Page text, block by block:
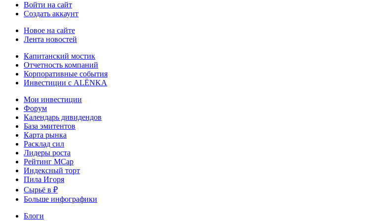
Войти на сайт
Создать аккаунт
Новое на сайте
Лента новостей
Капитанский мостик
Отчетность компаний
Корпоративные события
Инвестиции с ALЁNKA
Мои инвестиции
Форум
Календарь дивидендов
База эмитентов
Карта рынка
Расклад сил
Лидеры роста
Рейтинг MCap
Индексный торт
Пила Игоря
Сырьё в ₽
Больше инфографики
Блоги